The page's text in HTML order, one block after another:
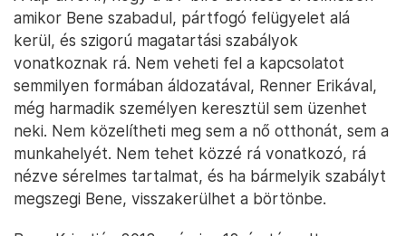
amikor Bene szabadul, pártfogó felügyelet alá
kerül, és szigorú magatartási szabályok
vonatkoznak rá. Nem veheti fel a kapcsolatot
semmilyen formában áldozatával, Renner Erikával,
még harmadik személyen keresztül sem üzenhet
neki. Nem közelítheti meg sem a nő otthonát, sem a
munkahelyét. Nem tehet közzé rá vonatkozó, rá
nézve sérelmes tartalmat, és ha bármelyik szabályt
megszegi Bene, visszakerülhet a börtönbe.